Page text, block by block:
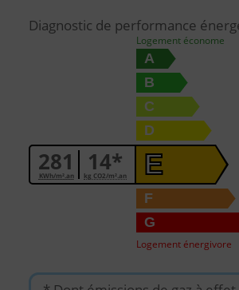
Diagnostic de performance
281
KWh/m².an 14*
kg CO2/m².an
Logement économe
A
B
C
D
E
F
G
Logement énergivore